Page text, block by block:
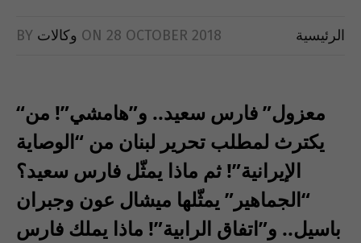
BY وكالات ON 28 OCTOBER 2018 الرئيسية
“معزول” فارس سعيد.. و”هامشي”! من
يكترث لمطلب تحرير لبنان من “الوصاية
الإيرانية”! ثم ماذا يمثّل فارس سعيد؟
“الجماهير” يمثّلها ميشال عون وجبران
باسيل.. و”اتفاق الرابية”! ماذا يملك فارس